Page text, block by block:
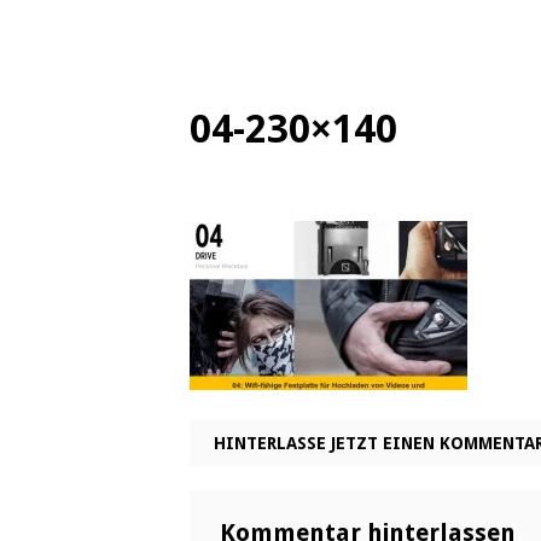
04-230×140
HINTERLASSE JETZT EINEN
Kommentar hinterlassen